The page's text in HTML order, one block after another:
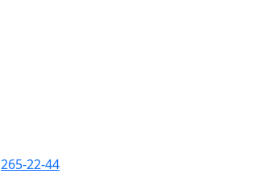
265-22-44